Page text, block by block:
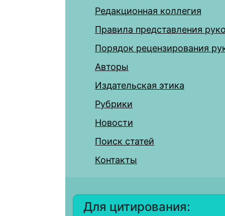
Редакционная коллегия
Правила представления
Порядок рецензирования
Авторы
Издательская этика
Рубрики
Новости
Поиск статей
Контакты
Для цитирования: